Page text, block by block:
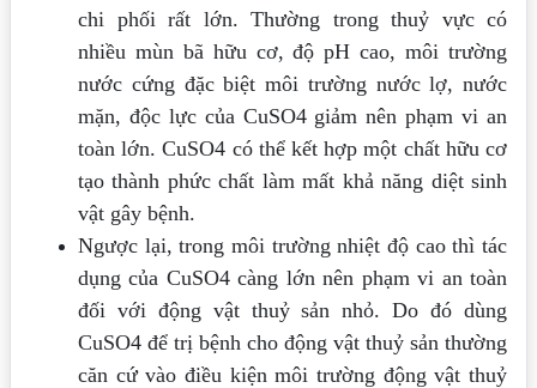
chi phối rất lớn. Thường trong thuỷ vực có
nhiều mùn bã hữu cơ, độ pH cao, môi trường
nước cứng đặc biệt môi trường nước lợ, nước
mặn, độc lực của CuSO4 giảm nên phạm vi an
toàn lớn. CuSO4 có thể kết hợp một chất hữu cơ
tạo thành phức chất làm mất khả năng diệt sinh
vật gây bệnh.
Ngược lại, trong môi trường nhiệt độ cao thì tác
dụng của CuSO4 càng lớn nên phạm vi an toàn
đối với động vật thuỷ sản nhỏ. Do đó dùng
CuSO4 để trị bệnh cho động vật thuỷ sản thường
căn cứ vào điều kiện môi trường động vật thuỷ